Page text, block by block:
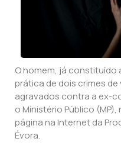
O homem, já constituído
prática de dois crimes
agravados contra a ex-
o Ministério Público
página na Internet da
Évora.